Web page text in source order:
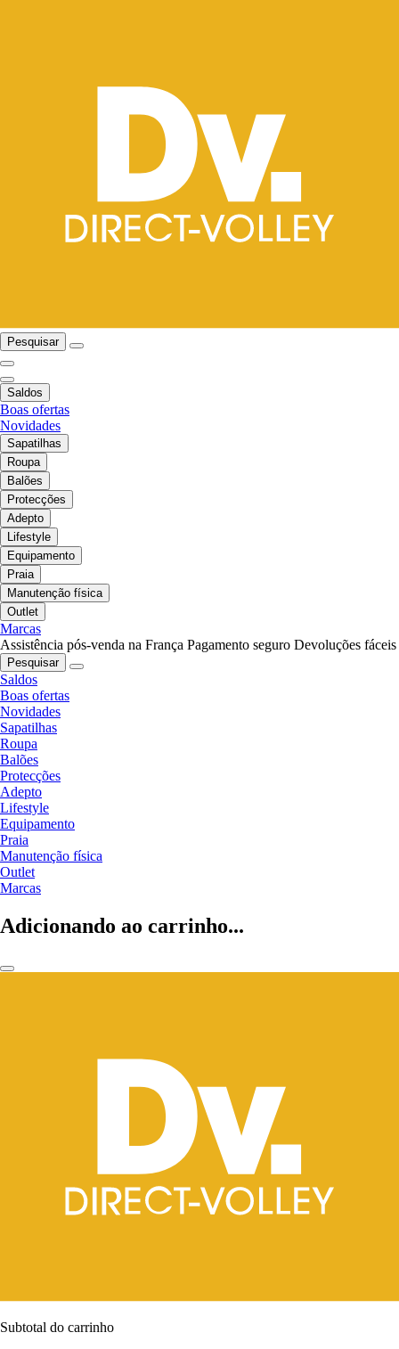
Pesquisar
Saldos
Boas ofertas
Novidades
Sapatilhas
Roupa
Balões
Protecções
Adepto
Lifestyle
Equipamento
Praia
Manutenção física
Outlet
Marcas
Assistência pós-venda na França Pagamento seguro Devoluções fáceis
Pesquisar
Saldos
Boas ofertas
Novidades
Sapatilhas
Roupa
Balões
Protecções
Adepto
Lifestyle
Equipamento
Praia
Manutenção física
Outlet
Marcas
Adicionando ao carrinho...
Subtotal do carrinho